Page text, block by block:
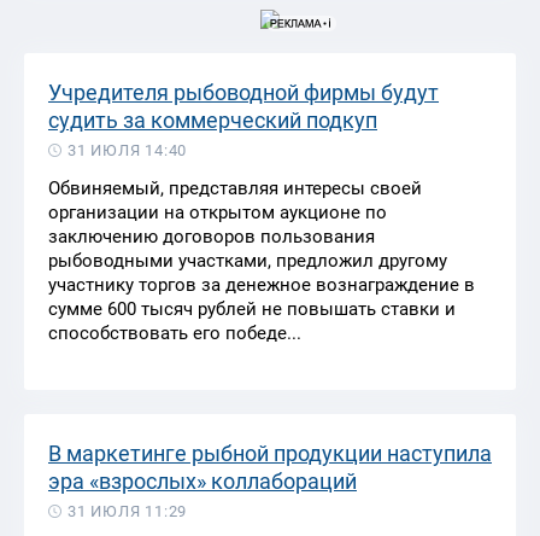
Учредителя рыбоводной фирмы будут
судить за коммерческий подкуп
31 ИЮЛЯ 14:40
Обвиняемый, представляя интересы своей
организации на открытом аукционе по
заключению договоров пользования
рыбоводными участками, предложил другому
участнику торгов за денежное вознаграждение в
сумме 600 тысяч рублей не повышать ставки и
способствовать его победе...
В маркетинге рыбной продукции наступила
эра «взрослых» коллабораций
31 ИЮЛЯ 11:29